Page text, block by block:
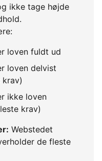
ikke tage højde
loven fuldt ud
loven delvist
ikke loven
krav)
Webstedet
de fleste